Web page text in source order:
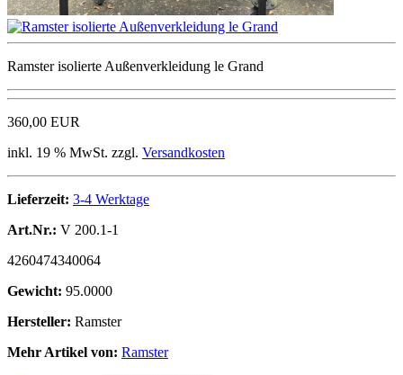
Ramster isolierte Außenverkleidung le Grand
360,00 EUR
inkl. 19 % MwSt. zzgl. Versandkosten
Lieferzeit: 3-4 Werktage
Art.Nr.: V 200.1-1
4260474340064
Gewicht: 95.0000
Hersteller: Ramster
Mehr Artikel von: Ramster